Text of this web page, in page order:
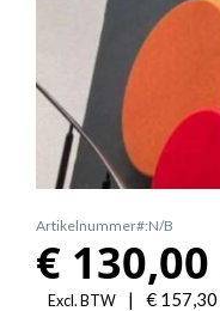
Artikelnummer#:N/B
€ 130,00
Excl. BTW | € 157,30